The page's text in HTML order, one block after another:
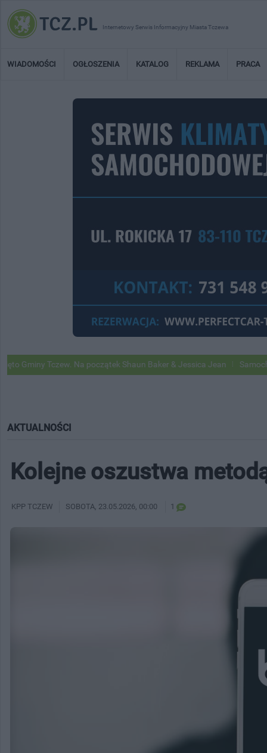
Internetowy Serwis Informacyjny Miasta Tczewa
WIADOMOŚCI OGŁOSZENIA KATALOG REKLAMA PRACA
Na początek Shaun Baker & Jessica Jean Samochody
AKTUALNOŚCI
Kolejne oszustwa
KPP TCZEW SOBOTA, 23.05.2026, 00:00 1